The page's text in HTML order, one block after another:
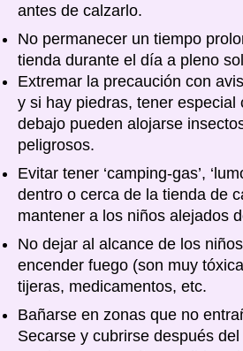
antes de calzarlo.
No permanecer un tiempo
tienda durante el día a pleno
Extremar la precaución con
y si hay piedras, tener especial
debajo pueden alojarse
peligrosos.
Evitar tener ‘camping-gas’,
dentro o cerca de la tienda de
mantener a los niños alejados
No dejar al alcance de los
encender fuego (son muy
tijeras, medicamentos, etc.
Bañarse en zonas que no
Secarse y cubrirse después